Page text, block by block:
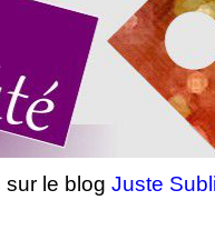
sur le blogJuste